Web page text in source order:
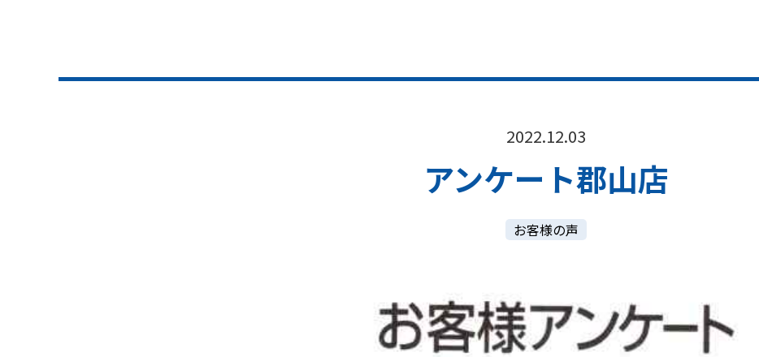
2022.12.03
アンケート郡山店
お客様の声